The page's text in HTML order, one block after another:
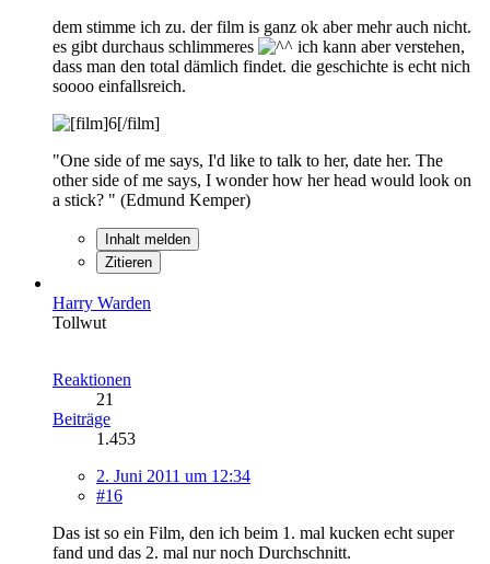
dem stimme ich zu. der film is ganz ok aber mehr auch nicht.
es gibt durchaus schlimmeres
ich kann aber verstehen,
dass man den total dämlich findet. die geschichte is echt nich
soooo einfallsreich.
"One side of me says, I'd like to talk to her, date her. The
other side of me says, I wonder how her head would look on
a stick? " (Edmund Kemper)
Inhalt melden
Zitieren
Harry Warden
Tollwut
Reaktionen
21
Beiträge
1.453
2. Juni 2011 um 12:34
#16
Das ist so ein Film, den ich beim 1. mal kucken echt super
fand und das 2. mal nur noch Durchschnitt.